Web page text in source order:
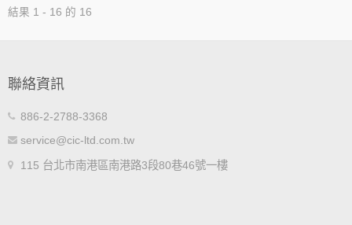
結果 1 - 16 的 16
聯絡資訊
886-2-2788-3368
service@cic-ltd.com.tw
115 台北市南港區南港路3段80巷46號一樓